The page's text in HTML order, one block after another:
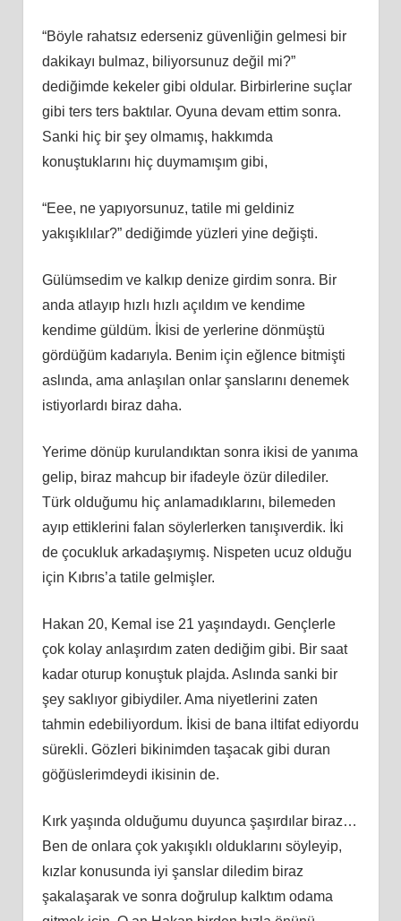
“Böyle rahatsız ederseniz güvenliğin gelmesi bir
dakikayı bulmaz, biliyorsunuz değil mi?”
dediğimde kekeler gibi oldular. Birbirlerine suçlar
gibi ters ters baktılar. Oyuna devam ettim sonra.
Sanki hiç bir şey olmamış, hakkımda
konuştuklarını hiç duymamışım gibi,
“Eee, ne yapıyorsunuz, tatile mi geldiniz
yakışıklılar?” dediğimde yüzleri yine değişti.
Gülümsedim ve kalkıp denize girdim sonra. Bir
anda atlayıp hızlı hızlı açıldım ve kendime
kendime güldüm. İkisi de yerlerine dönmüştü
gördüğüm kadarıyla. Benim için eğlence bitmişti
aslında, ama anlaşılan onlar şanslarını denemek
istiyorlardı biraz daha.
Yerime dönüp kurulandıktan sonra ikisi de yanıma
gelip, biraz mahcup bir ifadeyle özür dilediler.
Türk olduğumu hiç anlamadıklarını, bilemeden
ayıp ettiklerini falan söylerlerken tanışıverdik. İki
de çocukluk arkadaşıymış. Nispeten ucuz olduğu
için Kıbrıs’a tatile gelmişler.
Hakan 20, Kemal ise 21 yaşındaydı. Gençlerle
çok kolay anlaşırdım zaten dediğim gibi. Bir saat
kadar oturup konuştuk plajda. Aslında sanki bir
şey saklıyor gibiydiler. Ama niyetlerini zaten
tahmin edebiliyordum. İkisi de bana iltifat ediyordu
sürekli. Gözleri bikinimden taşacak gibi duran
göğüslerimdeydi ikisinin de.
Kırk yaşında olduğumu duyunca şaşırdılar biraz…
Ben de onlara çok yakışıklı olduklarını söyleyip,
kızlar konusunda iyi şanslar diledim biraz
şakalaşarak ve sonra doğrulup kalktım odama